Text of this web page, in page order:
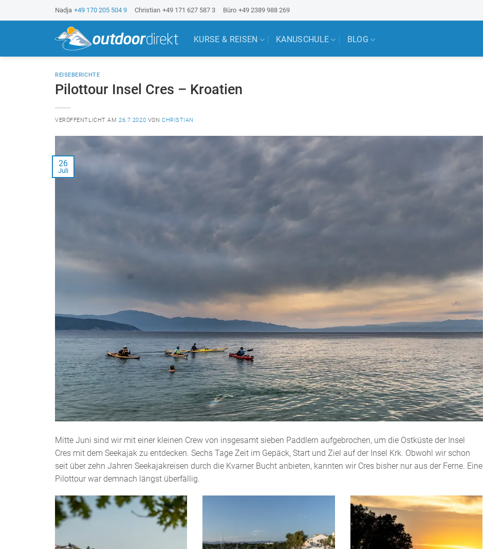
u
n
Nadja +49 170 205 504 9 Christian +49 171 627 587 3 Büro +49 2389 988 269
KURSE & REISEN KANUSCHULE BLOG
REISEBERICHTE
Pilottour Insel Cres – Kroatien
VERÖFFENTLICHT AM26.7.2020 VON CHRISTIAN
26
Juli
Mitte Juni sind wir mit einer kleinen Crew von insgesamt sieben Paddlern aufgebrochen, um die Ostküste der Insel
Cres mit dem Seekajak zu entdecken. Sechs Tage Zeit im Gepäck, Start und Ziel auf der Insel Krk. Obwohl wir schon
seit über zehn Jahren Seekajakreisen durch die Kvarner Bucht anbieten, kannten wir Cres bisher nur aus der Ferne. Eine
Pilottour war demnach längst überfällig.